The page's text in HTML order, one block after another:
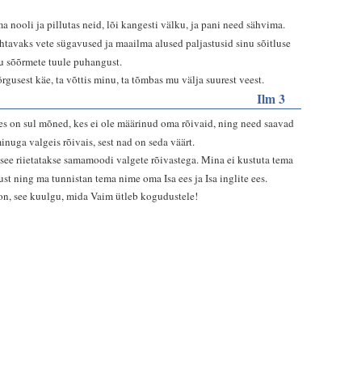
nooli ja pillutas neid, lõi kangesti välku, ja pani need sähvima.
vete sügavused ja maailma alused paljastusid sinu sõitluse
sõõrmete tuule puhangust.
käe, ta võttis minu, ta tõmbas mu välja suurest veest.
Ilm 3
on sul mõned, kes ei ole määrinud oma rõivaid, ning need saavad
valgeis rõivais, sest nad on seda väärt.
riietatakse samamoodi valgete rõivastega. Mina ei kustuta tema
ning ma tunnistan tema nime oma Isa ees ja Isa inglite ees.
see kuulgu, mida Vaim ütleb kogudustele!